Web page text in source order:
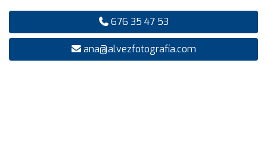
676 35 47 53
ana@alvezfotografía.com